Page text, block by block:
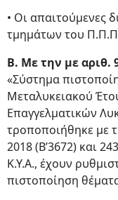
• Οι απαιτούμενες
τμημάτων του
Β. Με την με αριθ.
«Σύστημα
Μεταλυκειακού
Επαγγελματικών
τροποποιήθηκε με
2018 (Β’3672) και
Κ.Υ.Α., έχουν
πιστοποίηση